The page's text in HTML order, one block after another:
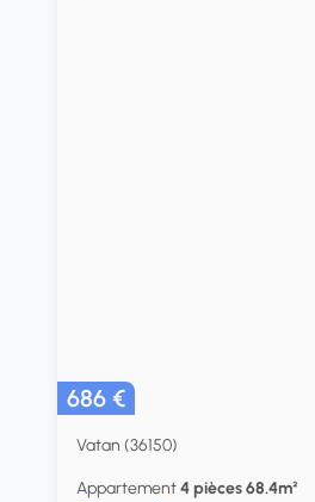
686 €
Vatan (36150)
Appartement4 pièces 68.4m²